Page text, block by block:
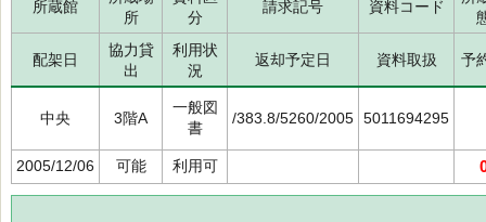
所蔵館
所
分
請求記号 資料コード
配架日
協力貸
出
利用状
況
返却予定日 資料取扱 予
中央 3階A
一般図
書
/383.8/5260/2005 5011694295
2005/12/06 可能 利用可